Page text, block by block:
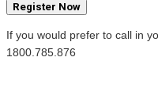
Register Now
If you would prefer to call in
1800.785.876